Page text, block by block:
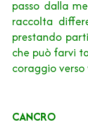
passo dalla
raccolta
prestando
che può farvi
coraggio verso
CANCRO